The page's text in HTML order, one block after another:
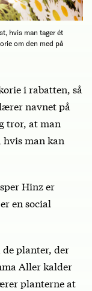
hvis man tager ét
om den med på
i rabatten, så
navnet på
tror, at man
hvis man kan
Hinz er
en social
planter, der
Aller kalder
planterne at